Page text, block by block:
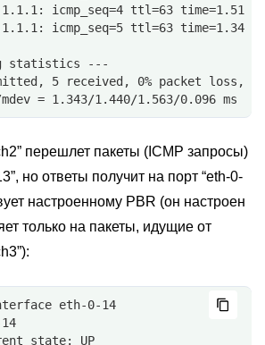
icmp_seq=4 ttl=63 time=1.51 ms
icmp_seq=5 ttl=63 time=1.34 ms
statistics ---
5 received, 0% packet loss,
= 1.343/1.440/1.563/0.096 ms
перешлет пакеты (ICMP запросы)
но ответы получит на порт “eth-0-
настроенному PBR (он настроен
только на пакеты, идущие от
eth-0-14
state: UP